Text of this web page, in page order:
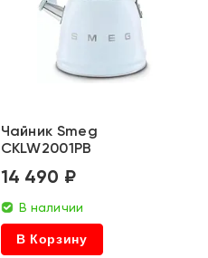
Чайник Smeg
CKLW2001PB
14 490 ₽
В наличии
В Корзину